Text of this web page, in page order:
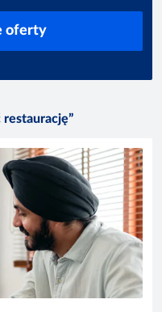
oferty